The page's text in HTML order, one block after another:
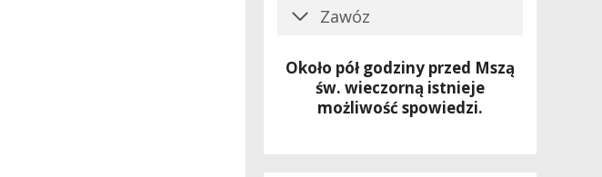
Zawóz
Około pół godziny przed Mszą
św. wieczorną istnieje
możliwość spowiedzi.